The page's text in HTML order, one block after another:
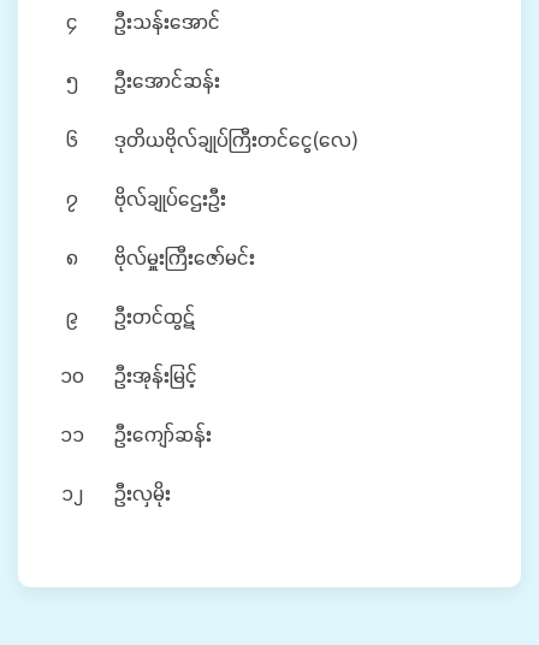
၄ ဦးသန်းအောင်
၅ ဦးအောင်ဆန်း
၆ ဒုတိယဗိုလ်ချုပ်ကြီးတင်ငွေ(လေ)
၇ ဗိုလ်ချုပ်ဌေးဦး
၈ ဗိုလ်မှူးကြီးဇော်မင်း
၉ ဦးတင်ထွဋ်
၁၀ ဦးအုန်းမြင့်
၁၁ ဦးကျော်ဆန်း
၁၂ ဦးလှမိုး